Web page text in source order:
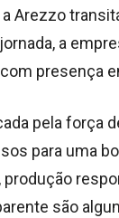
Arezzo
a
presença
pela força
para uma
são